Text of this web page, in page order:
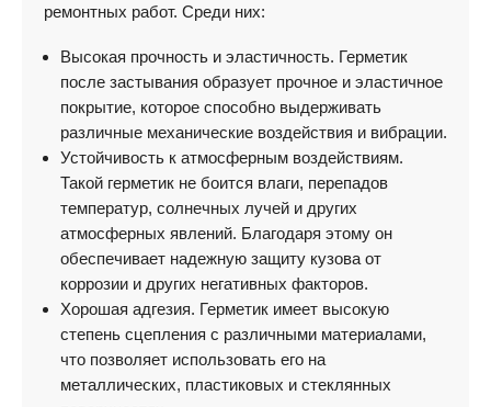
ремонтных работ. Среди них:
Высокая прочность и эластичность. Герметик
после застывания образует прочное и эластичное
покрытие, которое способно выдерживать
различные механические воздействия и вибрации.
Устойчивость к атмосферным воздействиям.
Такой герметик не боится влаги, перепадов
температур, солнечных лучей и других
атмосферных явлений. Благодаря этому он
обеспечивает надежную защиту кузова от
коррозии и других негативных факторов.
Хорошая адгезия. Герметик имеет высокую
степень сцепления с различными материалами,
что позволяет использовать его на
металлических, пластиковых и стеклянных